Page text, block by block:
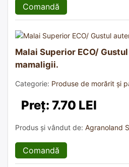
Comandă
Malai Superior ECO/
mamaligii.
Categorie: Produse de morărit și
Preț: 7.70 LEI
Produs și vândut de: Agranoland
Comandă